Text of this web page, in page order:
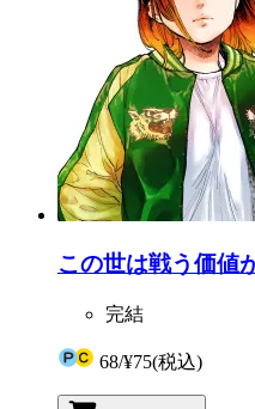
この世は戦う価値
完結
68/¥75(税込)